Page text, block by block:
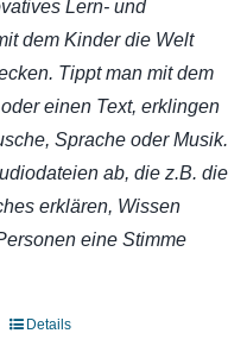
Lern- und
dem Kinder die Welt
Tippt man mit dem
einen Text, erklingen
Sprache oder Musik.
ab, die z.B. die
erklären, Wissen
eine Stimme
Details